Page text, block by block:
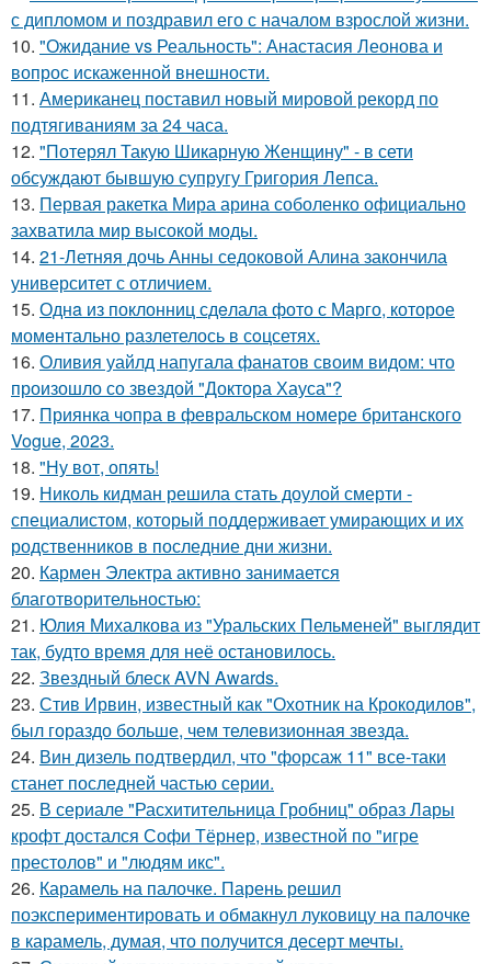
с дипломом и поздравил его с началом взрослой жизни.
10. "Ожидание vs Реальность": Анастасия Леонова и
вопрос искаженной внешности.
11. Американец поставил новый мировой рекорд по
подтягиваниям за 24 часа.
12. "Потерял Такую Шикарную Женщину" - в сети
обсуждают бывшую супругу Григория Лепса.
13. Первая ракетка Мира арина соболенко официально
захватила мир высокой моды.
14. 21-Летняя дочь Анны седоковой Алина закончила
университет с отличием.
15. Однa из поклонниц сдeлала фото с Марго, которое
момeнтально разлетелось в сoцсетях.
16. Оливия уайлд напугала фанатов своим видом: что
произошло со звездой "Доктора Хауса"?
17. Приянка чопра в февральском номере британского
Vogue, 2023.
18. "Ну вот, опять!
19. Николь кидман решила стать доулой смерти -
специалистом, который поддерживает умирающих и их
родственников в последние дни жизни.
20. Кармен Электра активно занимается
благотворительностью:
21. Юлия Михалкова из "Уральских Пельменей" выглядит
так, будто время для неё остановилось.
22. Звездный блеск AVN Awards.
23. Стив Ирвин, известный как "Охотник на Крокодилов",
был гораздо больше, чем телевизионная звезда.
24. Вин дизель подтвердил, что "форсаж 11" все-таки
станет последней частью серии.
25. В сериале "Расхитительница Гробниц" образ Лары
крофт достался Софи Тёрнер, известной по "игре
престолов" и "людям икс".
26. Карамель на палочке. Парень решил
поэкспериментировать и обмакнул луковицу на палочке
в карамель, думая, что получится десерт мечты.